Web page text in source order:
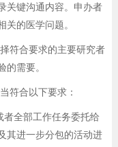
关键沟通内容。申办者
关的医学问题。
符合要求的主要研究者
的需要。
合以下要求：
全部工作任务委托给
其进一步分包的活动进